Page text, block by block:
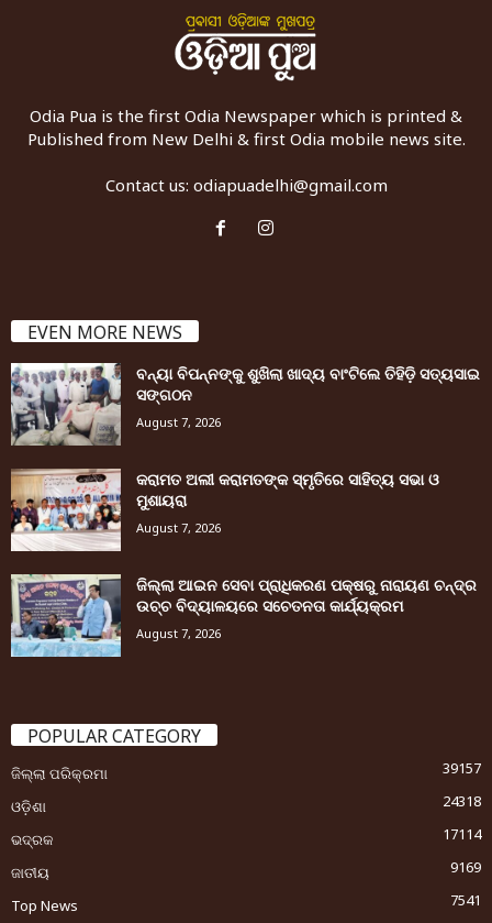
Odia Pua is the first Odia Newspaper which is printed &
Published from New Delhi & first Odia mobile news site.
Contact us: odiapuadelhi@gmail.com
EVEN MORE NEWS
ବନ୍ୟା ବିପନ୍ନଙ୍କୁ ଶୁଖିଲା ଖାଦ୍ୟ ବାଂଟିଲେ ତିହିଡି଼ ସତ୍ୟସାଇ
ସଙ୍ଗଠନ
August 7, 2026
କରାମତ ଅଲୀ କରାମତଙ୍କ ସ୍ମୃତିରେ ସାହିତ୍ୟ ସଭା ଓ
ମୁଶାୟରା
August 7, 2026
ଜିଲ୍ଲା ଆଇନ ସେବା ପ୍ରାଧିକରଣ ପକ୍ଷରୁ ନାରାୟଣ ଚନ୍ଦ୍ର
ଉଚ୍ଚ ବିଦ୍ୟାଳୟରେ ସଚେତନତା କାର୍ଯ୍ୟକ୍ରମ
August 7, 2026
POPULAR CATEGORY
ଜିଲ୍ଲା ପରିକ୍ରମା
39157
ଓଡ଼ିଶା
24318
ଭଦ୍ରକ
17114
ଜାତୀୟ
9169
Top News
7541